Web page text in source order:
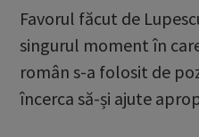
Favorul făcut de
singurul moment în
român s-a folosit de
încerca să-și ajute